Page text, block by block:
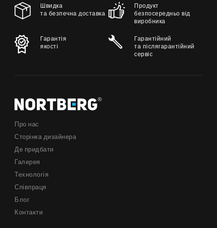
Де придбати
Акції
Швидка
та безпечна доставка
Продукт
безпосередньо від
виробника
Гарантія
якості
Гарантійний
та післягарантійний
сервіс
Про нас
Сторінка дизайнера
Де придбати
Галерея
Технологія
Співпраця
Блог
Контакти